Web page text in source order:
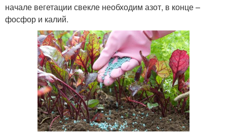
начале вегетации свекле необходим азот, в конце –
фосфор и калий.